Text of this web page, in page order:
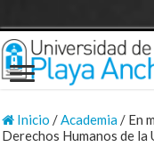
Inicio /Academia/ En
Derechos Humanos de la